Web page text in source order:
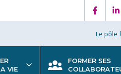
Le pôle
VIE
FORMER SES